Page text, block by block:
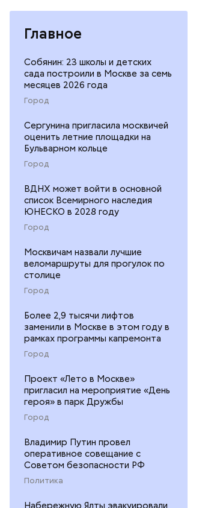
Главное
Собянин: 23 школы и детских
сада построили в Москве за семь
месяцев 2026 года
Город
Сергунина пригласила москвичей
оценить летние площадки на
Бульварном кольце
Город
ВДНХ может войти в основной
список Всемирного наследия
ЮНЕСКО в 2028 году
Город
Москвичам назвали лучшие
веломаршруты для прогулок по
столице
Город
Более 2,9 тысячи лифтов
заменили в Москве в этом году в
рамках программы капремонта
Город
Проект «Лето в Москве»
пригласил на мероприятие «День
героя» в парк Дружбы
Город
Владимир Путин провел
оперативное совещание с
Советом безопасности РФ
Политика